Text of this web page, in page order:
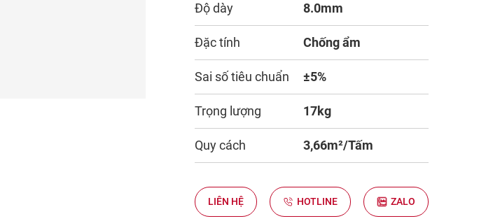
Độ dày 8.0mm
Đặc tính Chống ẩm
Sai số tiêu chuẩn ±5%
Trọng lượng 17kg
Quy cách 3,66m²/Tấm
LIÊN HỆ HOTLINE ZALO